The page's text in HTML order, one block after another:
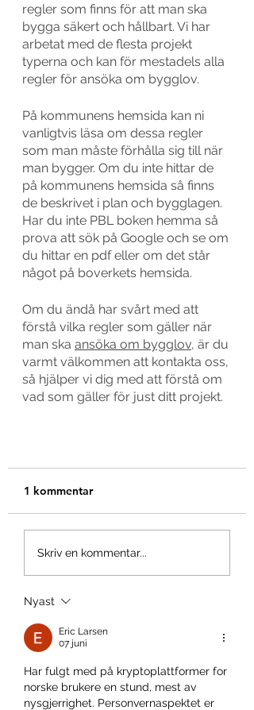
regler som finns för att man ska
bygga säkert och hållbart. Vi har
arbetat med de flesta projekt
typerna och kan för mestadels alla
regler för ansöka om bygglov.
På kommunens hemsida kan ni
vanligtvis läsa om dessa regler
som man måste förhålla sig till när
man bygger. Om du inte hittar de
på kommunens hemsida så finns
de beskrivet i plan och bygglagen.
Har du inte PBL boken hemma så
prova att sök på Google och se om
du hittar en pdf eller om det står
något på boverkets hemsida.
Om du ändå har svårt med att
förstå vilka regler som gäller när
man ska ansöka om bygglov, är du
varmt välkommen att kontakta oss,
så hjälper vi dig med att förstå om
vad som gäller för just ditt projekt.
1 kommentar
Skriv en kommentar...
Nyast
Eric Larsen
07 juni
Har fulgt med på kryptoplattformer for
norske brukere en stund, mest av
nysgjerrighet. Personvernaspektet er